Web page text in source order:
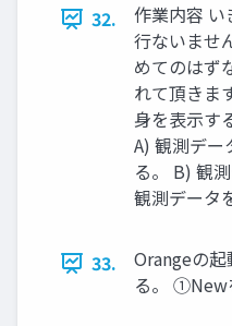
32.
作業内容 い
行ないませ
めてのはず
れて頂きま
身を表示す
A) 観測デー
る。 B) 観
観測データ
33.
Orangeの
る。 ①New